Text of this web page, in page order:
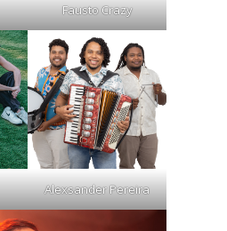
Fausto Crazy
Alexsander Pereira